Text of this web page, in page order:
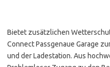
Bietet zusätzlichen
Connect Passgenaue Garage
und der Ladestation. Aus